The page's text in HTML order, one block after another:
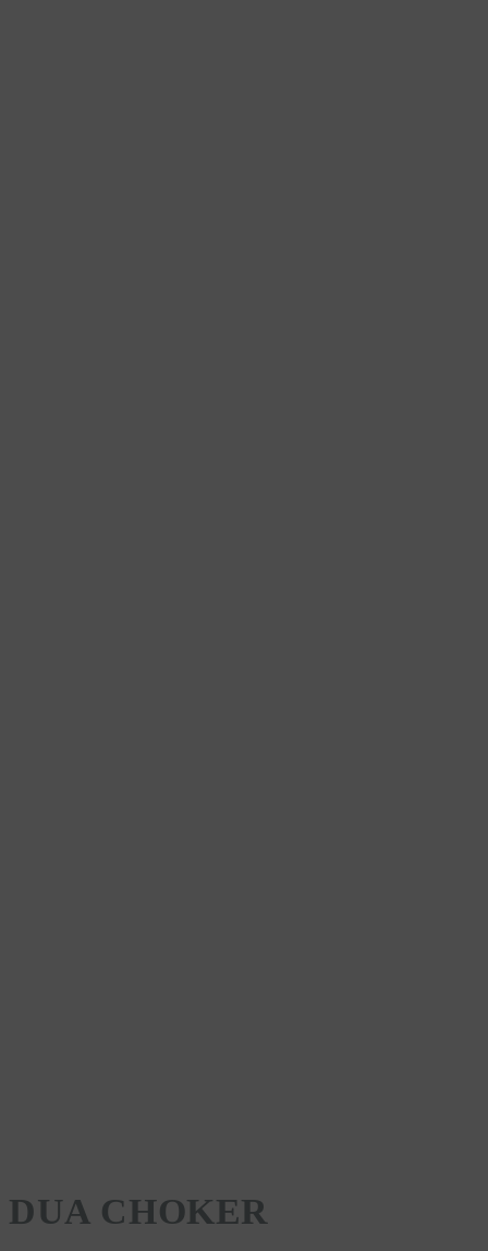
DUA CHOKER